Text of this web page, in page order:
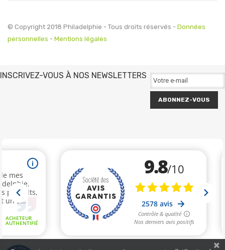
© Copyright 2018 Philadelphie - Tous droits réservés - Données
personnelles - Mentions légales
INSCRIVEZ-VOUS À NOS NEWSLETTERS
ABONNEZ-VOUS